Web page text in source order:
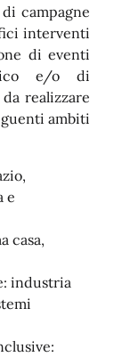
campagne
interventi
di eventi
e/o di
realizzare
ambiti
e
casa,
industria